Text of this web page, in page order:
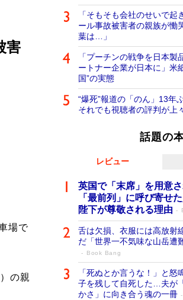
害
場で
の親
「そもそも会社のせいで
ール事故被害者の親族が
葉は…」
「プーチンの戦争を日本
ートナー企業が日本に」米
国”の実態
“爆死”報道の「のん」13年
それでも視聴者の評判が上
話題の
レビュー
英国で「末席」を用意
「最前列」に呼び寄せ
陛下が尊敬される理由
舌は欠損、衣服には高放射
だ「世界一不気味な山岳遭
Book Bang
「死ぬとか言うな！」と
子を残して自死した…夫が
かさ」に向き合う魂の一冊